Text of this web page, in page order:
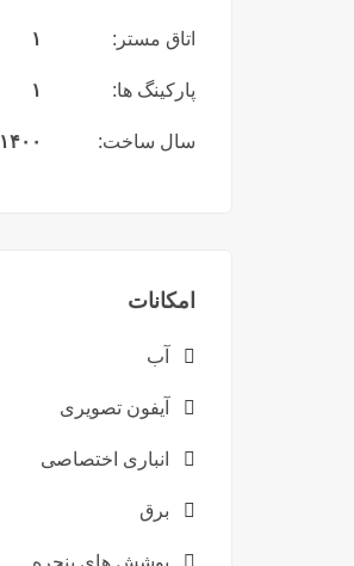
اتاق مستر: ۱
پارکینگ ها: ۱
سال ساخت: ۱۴۰۰
امکانات
آب
آیفون تصویری
انباری اختصاصی
برق
پوشش های پنجره